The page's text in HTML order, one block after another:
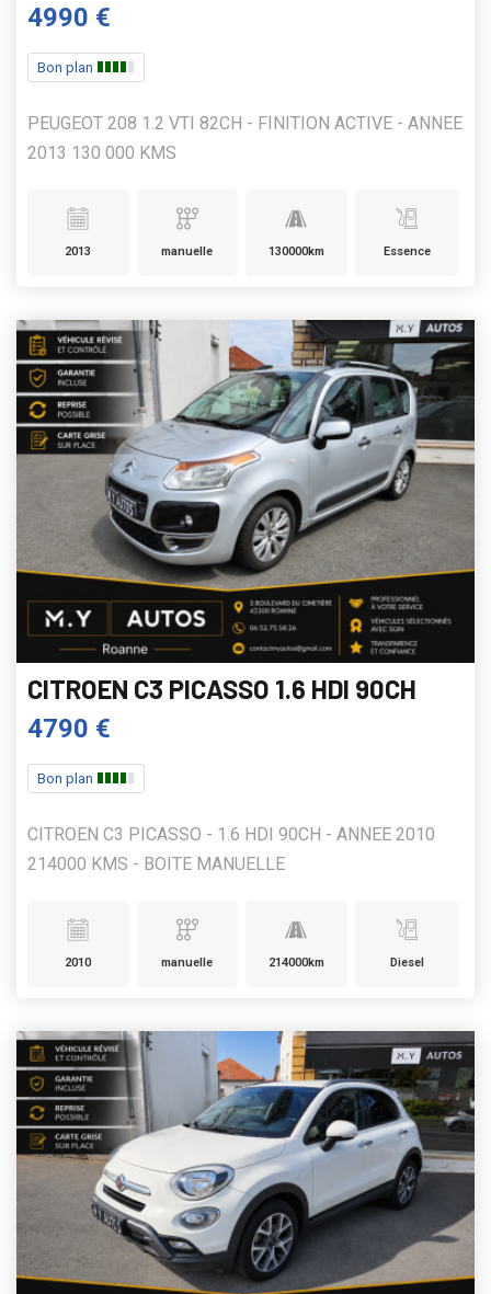
4990 €
Bon plan
PEUGEOT 208 1.2 VTI 82CH - FINITION ACTIVE - ANNEE
2013 130 000 KMS
2013 manuelle 130000km Essence
CITROEN C3 PICASSO 1.6 HDI 90CH
4790 €
Bon plan
CITROEN C3 PICASSO - 1.6 HDI 90CH - ANNEE 2010
214000 KMS - BOITE MANUELLE
2010 manuelle 214000km Diesel